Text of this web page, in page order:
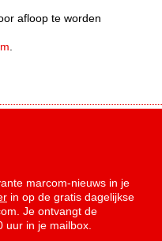
afloop te worden
marcom-nieuws in je
in op de gratis dagelijkse
Je ontvangt de
uur in je mailbox.